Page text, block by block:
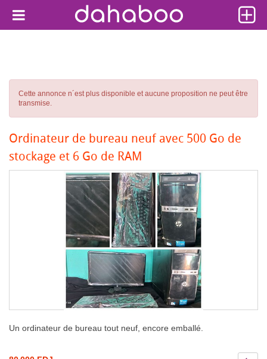
Cette annonce n´est plus disponible et aucune proposition ne peut être
transmise.
Ordinateur de bureau neuf avec 500 Go de
stockage et 6 Go de RAM
Un ordinateur de bureau tout neuf, encore emballé.